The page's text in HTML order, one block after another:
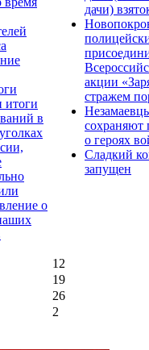
итоги
в
о
дачи)
акции
стражем
сохраняют
о героях
Сладкий
запущен
12
19
26
2